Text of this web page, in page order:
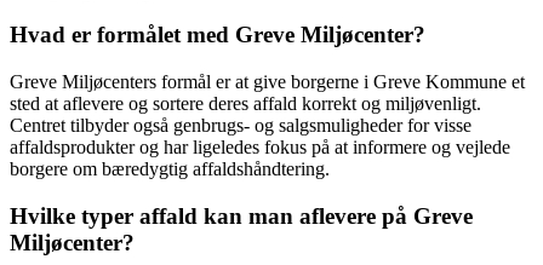
Hvad er formålet med Greve Miljøcenter?
Greve Miljøcenters formål er at give borgerne i Greve Kommune et
sted at aflevere og sortere deres affald korrekt og miljøvenligt.
Centret tilbyder også genbrugs- og salgsmuligheder for visse
affaldsprodukter og har ligeledes fokus på at informere og vejlede
borgere om bæredygtig affaldshåndtering.
Hvilke typer affald kan man aflevere på Greve
Miljøcenter?